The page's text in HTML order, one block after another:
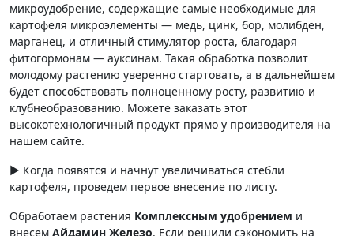
микроудобрение, содержащие самые необходимые для
картофеля микроэлементы — медь, цинк, бор, молибден,
марганец, и отличный стимулятор роста, благодаря
фитогормонам — ауксинам. Такая обработка позволит
молодому растению уверенно стартовать, а в дальнейшем
будет способствовать полноценному росту, развитию и
клубнеобразованию. Можете заказать этот
высокотехнологичный продукт прямо у производителя на
нашем сайте.
► Когда появятся и начнут увеличиваться стебли
картофеля, проведем первое внесение по листу.
Обработаем растения Комплексным удобрением и
внесем Айдамин Железо. Если решили сэкономить на